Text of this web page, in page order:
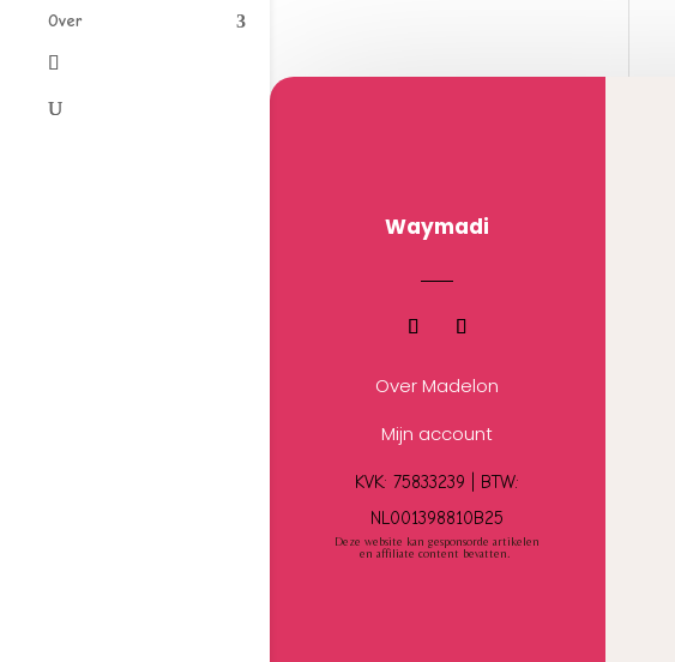
Over
Waymadi
Over Madelon
Mijn account
KVK: 75833239 | BTW:
NL001398810B25
Deze website kan gesponsorde artikelen
en affiliate content bevatten.